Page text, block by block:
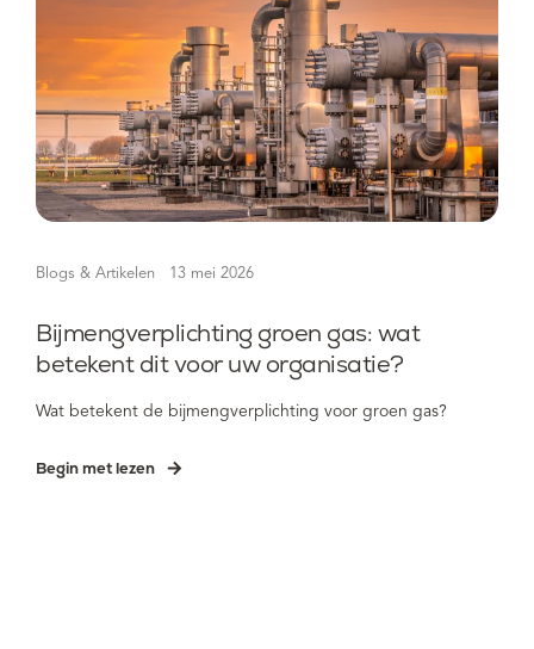
Blogs & Artikelen 13 mei 2026
Bijmengverplichting groen gas: wat
betekent dit voor uw organisatie?
Wat betekent de bijmengverplichting voor groen gas?
Begin met lezen